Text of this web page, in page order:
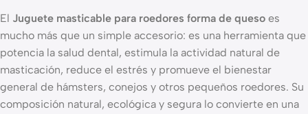
El Juguete masticable para roedores forma de queso es
mucho más que un simple accesorio: es una herramienta que
potencia la salud dental, estimula la actividad natural de
masticación, reduce el estrés y promueve el bienestar
general de hámsters, conejos y otros pequeños roedores. Su
composición natural, ecológica y segura lo convierte en una